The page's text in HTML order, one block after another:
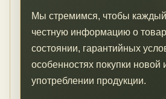
Мы стремимся, чтобы каждый
честную информацию о
состоянии, гарантийных
особенностях покупки
употреблении продукции.